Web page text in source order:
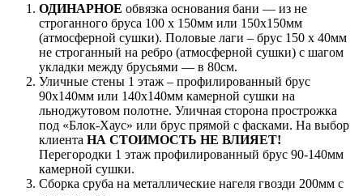
ОДИНАРНОЕ обвязка основания бани — из не
строганного бруса 100 х 150мм или 150х150мм
(атмосферной сушки). Половые лаги – брус 150 х 40мм
не строганный на ребро (атмосферной сушки) с шагом
укладки между брусьями — в 80см.
Уличные стены 1 этаж – профилированный брус
90х140мм или 140х140мм камерной сушки на
льноджутовом полотне. Уличная сторона прострожка
под «Блок-Хаус» или брус прямой с фасками. На выбор
клиента НА СТОИМОСТЬ НЕ ВЛИЯЕТ!
Перегородки 1 этаж профилированный брус 90-140мм
камерной сушки.
Сборка сруба на металлические нагеля гвозди 200мм с